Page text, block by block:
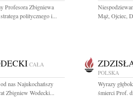
Profesora Zbigniewa
politycznego i...
Mąż, Ojciec,
CAŁA
nas Najukochańszy
Zbigniew Wodecki...
POLSKA
Wyrazy
śmierci Prof.